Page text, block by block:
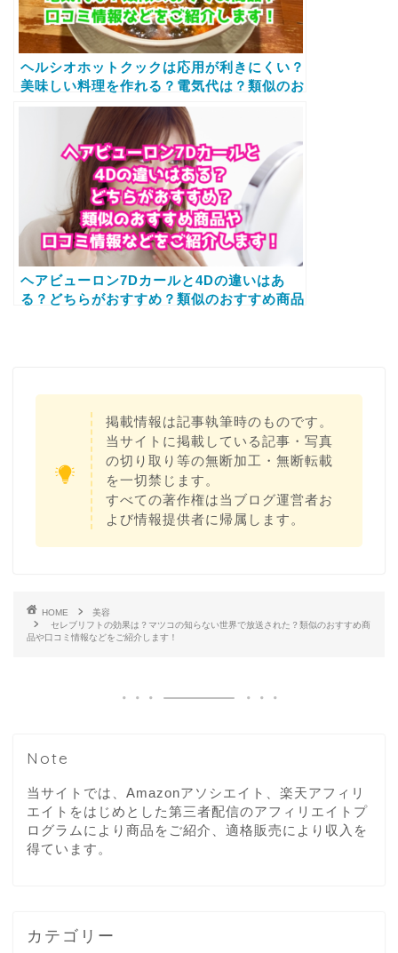
ヘルシオホットクックは応用が利きにくい？
美味しい料理を作れる？電気代は？類似のお
すすめ商品や口コミ情報などをご紹介しま
ヘアビューロン7Dカールと4Dの違いはあ
る？どちらがおすすめ？類似のおすすめ商品
掲載情報は記事執筆時のものです。
当サイトに掲載している記事・写真
の切り取り等の無断加工・無断転載
を一切禁じます。
すべての著作権は当ブログ運営者お
よび情報提供者に帰属します。
HOME
美容
セレブリフトの効果は？マツコの知らない世界で放送された？類似のおすすめ商
品や口コミ情報などをご紹介します！
Note
当サイトでは、Amazonアソシエイト、楽天アフィリ
エイトをはじめとした第三者配信のアフィリエイトプ
ログラムにより商品をご紹介、適格販売により収入を
得ています。
カテゴリー